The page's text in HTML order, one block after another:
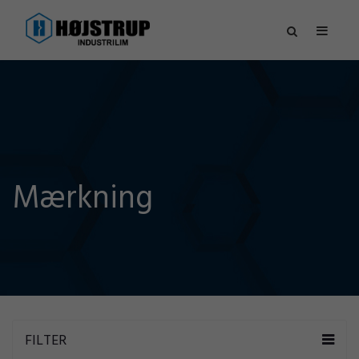
Mærkning
FILTER